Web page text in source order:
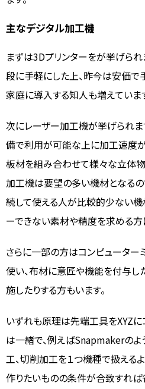
主なデジタル加工機
まずは3Dプリンターをが挙げら
段に手軽にした上、昨今は安価で
家庭に導入する知人も増えていま
次にレーザー加工機が挙げられま
備で利用が可能な上に加工速度が
板材を組み合わせて様々な立体
加工機は要望の多い機材となる
続して使える人が比較的少ない機
ーできない素材や精度を求める方
さらに一部の方はコンピューター
使い、布材に意匠や機能を付与
施したりする方もいます。
いずれも原理は先端工具をXYZ
は一緒で、例えばSnapmakerのよ
工、切削加工を１つ機種で扱える
作りたいものの条件が合致すれ